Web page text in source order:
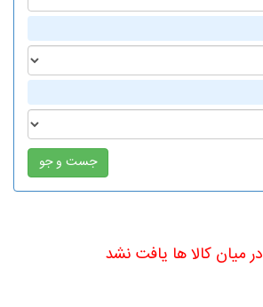
میان کالا ها یافت نشد